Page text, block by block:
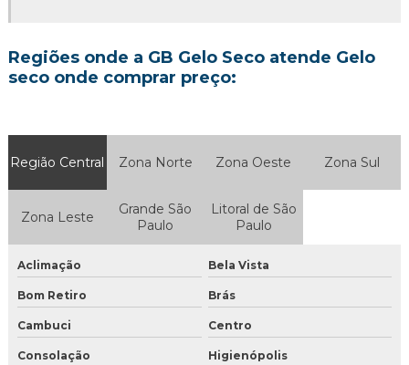
Venda de gelo seco
Distribuidora de gelo seco
Empresa de gelo seco
Gelo seco
Gelo seco a venda
Regiões onde a GB Gelo Seco atende Gelo
seco onde comprar preço:
Região Central Zona Norte Zona Oeste Zona Sul
Zona Leste
Grande São
Paulo
Litoral de São
Paulo
Aclimação Bela Vista
Bom Retiro Brás
Cambuci Centro
Consolação Higienópolis